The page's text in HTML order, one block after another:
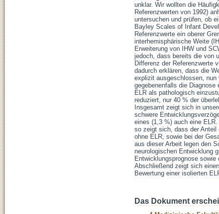
unklar. Wir wollten die
Referenzwerten von 1992)
untersuchen und prüfen, ob
Bayley Scales of Infant
Referenzwerte ein oberer
interhemisphärische Weite
Erweiterung von IHW und
jedoch, dass bereits die von
Differenz der Referenzwerte
dadurch erklären, dass die
explizit ausgeschlossen, nun
gegebenenfalls die
ELR als pathologisch
reduziert, nur 40 % der
Insgesamt zeigt sich in
schwere
eines (1,3 %) auch eine
so zeigt sich, dass der Anteil
ohne ELR, sowie bei der
aus dieser Arbeit legen den
neurologischen Entwicklung
Entwicklungsprognose
Abschließend zeigt sich
Bewertung einer isolierten
Das Dokument